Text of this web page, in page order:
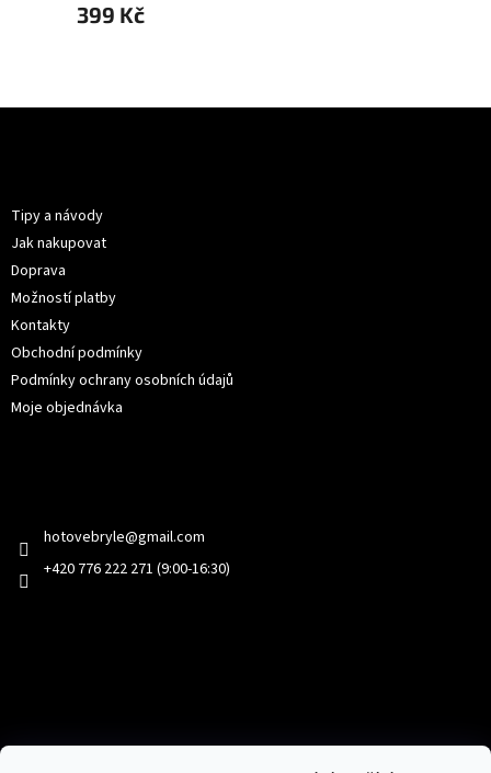
399 Kč
Tipy a návody
Jak nakupovat
Doprava
Možností platby
Kontakty
Obchodní podmínky
Podmínky ochrany osobních údajů
Moje objednávka
hotovebryle@gmail.com
+420 776 222 271 (9:00-16:30)